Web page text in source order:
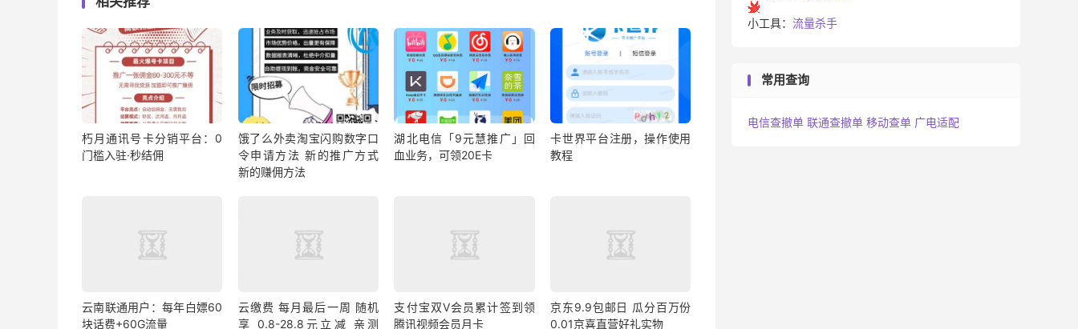
朽月通讯号卡分销平台：0
门槛入驻·秒结佣
饿了么外卖淘宝闪购数字口
令申请方法 新的推广方式
新的赚佣方法
湖北电信「9元慧推广」回
血业务，可领20E卡
卡世界平台注册，操作使用
教程
云南联通用户：每年白嫖60
块话费+60G流量
云缴费 每月最后一周 随机
享 0.8-28.8元立减 亲测
支付宝双V会员累计签到领
腾讯视频会员月卡
京东9.9包邮日 瓜分百万份
0.01京喜直营好礼实物
小工具： 流量杀手
常用查询
电信查撤单 联通查撤单 移动查单 广电适配